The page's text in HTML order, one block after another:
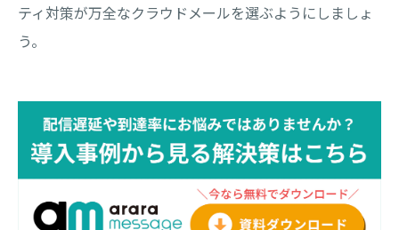
ティ対策が万全なクラウドメールを選ぶようにしましょ
う。